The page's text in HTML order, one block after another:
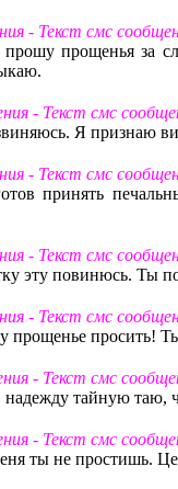
- Текст смс
прощенья за
- Текст смс
Я признаю
- Текст смс
принять
- Текст смс
эту повинюсь. Ты
- Текст смс
прощенье просить!
- Текст смс
тайную
- Текст смс
ты не простишь.